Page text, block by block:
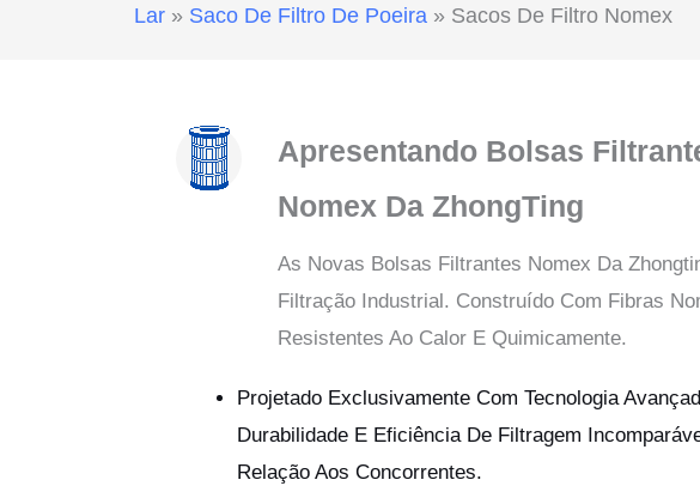
Lar » Saco De Filtro De Poeira » Sacos De Filtro Nomex
Apresentando Bolsas
Nomex Da ZhongTing
As Novas Bolsas Filtrantes Nomex Da
Filtração Industrial. Construído Com Fibras
Resistentes Ao Calor E Quimicamente.
Projetado Exclusivamente Com Tecnologia
Durabilidade E Eficiência De Filtragem
Relação Aos Concorrentes.